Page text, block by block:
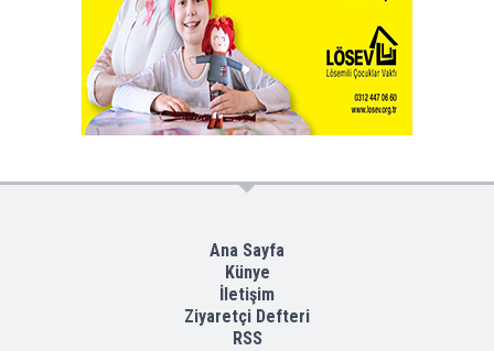
Ana Sayfa
Künye
İletişim
Ziyaretçi Defteri
RSS